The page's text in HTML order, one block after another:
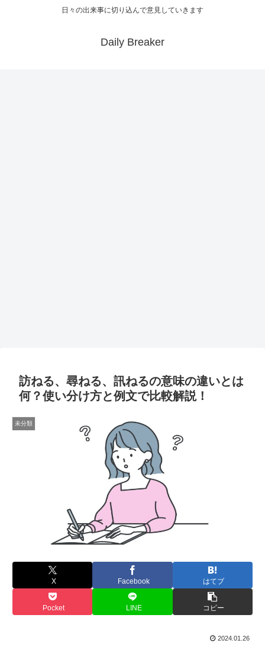
日々の出来事に切り込んで意見していきます
Daily Breaker
訪ねる、尋ねる、訊ねるの意味の違いとは
何？使い分け方と例文で比較解説！
未分類
X Facebook はてブ
Pocket LINE コピー
2024.01.26